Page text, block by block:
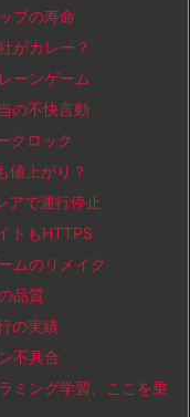
プの寿命
がカレー？
ーンゲーム
の不快言動
クロック
上がり？
で運行停止
トもHTTPS
ムのリメイク
品質
の実績
不具合
ング学習、ここを乗